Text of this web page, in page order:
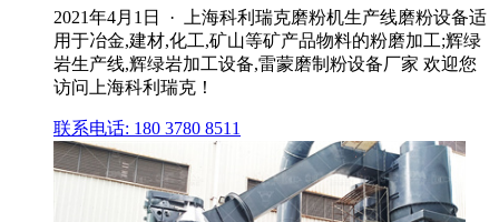
2021年4月1日 · 上海科利瑞克磨粉机生产线磨粉设备适
用于冶金,建材,化工,矿山等矿产品物料的粉磨加工;辉绿
岩生产线,辉绿岩加工设备,雷蒙磨制粉设备厂家 欢迎您
访问上海科利瑞克！
联系电话: 180 3780 8511